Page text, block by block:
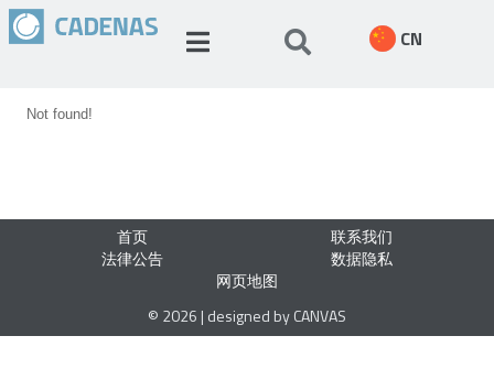
CN
Not found!
首页
联系我们
法律公告
数据隐私
网页地图
© 2026 | designed by CANVAS